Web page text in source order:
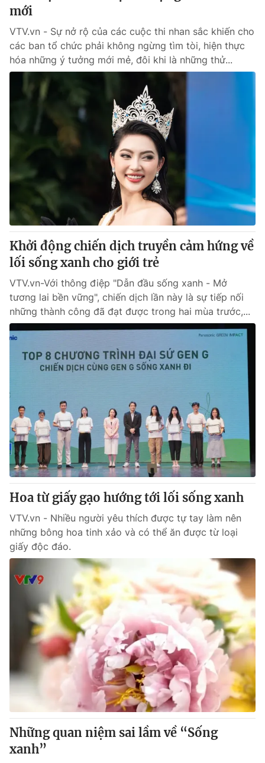
mới
VTV.vn - Sự nở rộ của các cuộc thi nhan sắc khiến cho
các ban tổ chức phải không ngừng tìm tòi, hiện thực
hóa những ý tưởng mới mẻ, đôi khi là những thử...
Khởi động chiến dịch truyền cảm hứng về
lối sống xanh cho giới trẻ
VTV.vn-Với thông điệp "Dẫn đầu sống xanh - Mở
tương lai bền vững", chiến dịch lần này là sự tiếp nối
những thành công đã đạt được trong hai mùa trước,...
Hoa từ giấy gạo hướng tới lối sống xanh
VTV.vn - Nhiều người yêu thích được tự tay làm nên
những bông hoa tinh xảo và có thể ăn được từ loại
giấy độc đáo.
Những quan niệm sai lầm về “Sống
xanh”